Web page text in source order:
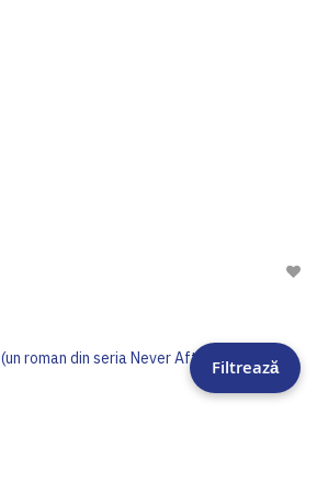
Filtrează